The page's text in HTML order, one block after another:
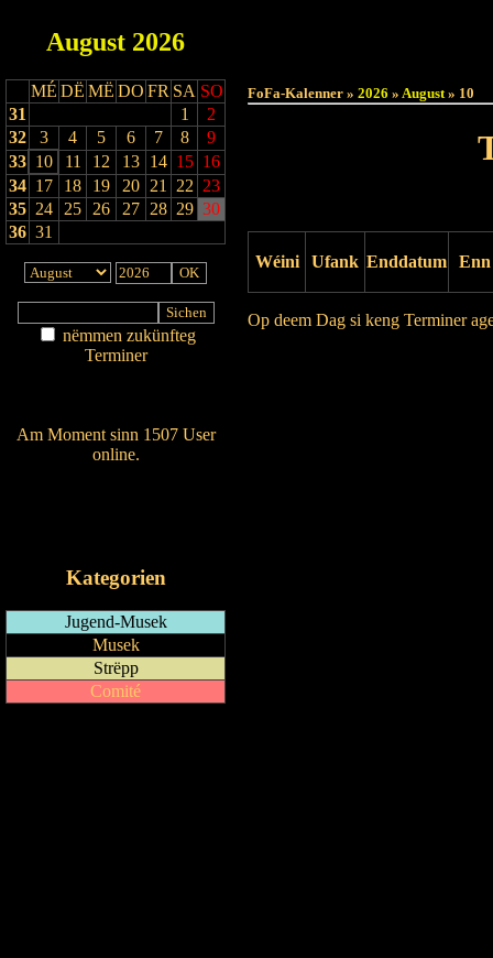
August 2026
MÉ DË MË DO FR SA SO
31
1
2
32
3 4 5 6 7 8
9
33 10 11 12 13 14 15 16
34 17 18 19 20 21 22 23
35 24 25 26 27 28 29 30
36 31
nëmmen zukünfteg
Terminer
Am Moment sinn 1507 User
online.
Kategorien
Jugend-Musek
Musek
Strëpp
Comité
FoFa-Kalenner » 2026 » August» 10
Wéini Ufank Enddatum Enn
Op deem Dag si keng Terminer